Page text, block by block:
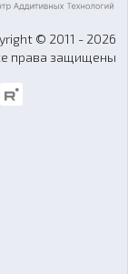
© 2011 - 2026
права защищены